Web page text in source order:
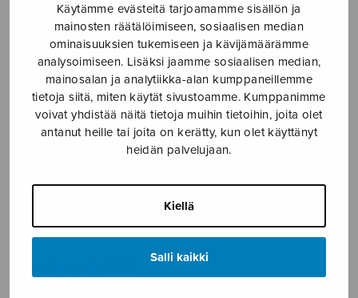
Käytämme evästeitä tarjoamamme sisällön ja
mainosten räätälöimiseen, sosiaalisen median
ominaisuuksien tukemiseen ja kävijämäärämme
analysoimiseen. Lisäksi jaamme sosiaalisen median,
mainosalan ja analytiikka-alan kumppaneillemme
tietoja siitä, miten käytät sivustoamme. Kumppanimme
voivat yhdistää näitä tietoja muihin tietoihin, joita olet
antanut heille tai joita on kerätty, kun olet käyttänyt
heidän palvelujaan.
Kiellä
Salli kaikki
Etusivu › Nuottikauppa › Kirjat › Sulasol 60
vuotta
Sulasol 60